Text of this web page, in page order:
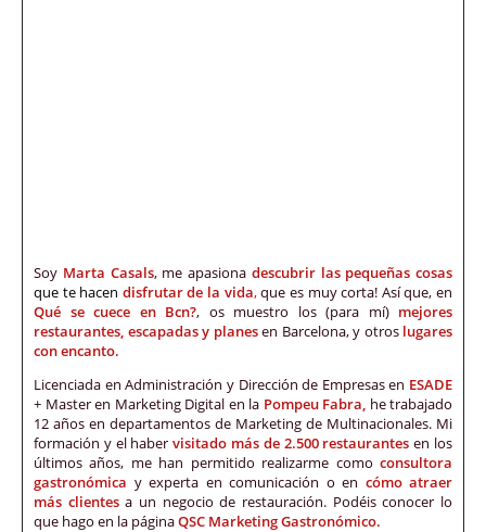
Soy Marta Casals, me apasiona descubrir las pequeñas cosas
que te hacen disfrutar de la vida,que es muy corta! Así que, en
Qué se cuece en Bcn?, os muestro los (para mí) mejores
restaurantes, escapadas y planesen Barcelona, y otros lugares
con encanto.
Licenciada en Administración y Dirección de Empresas en ESADE
+ Master en Marketing Digital en la Pompeu Fabra, he trabajado
12 años en departamentos de Marketing de Multinacionales. Mi
formación y el habervisitado más de 2.500 restaurantes en los
últimos años, me han permitido realizarme como consultora
gastronómica y experta en comunicación o en cómo atraer
más clientes a un negocio de restauración. Podéis conocer lo
que hago en la páginaQSC Marketing Gastronómico.